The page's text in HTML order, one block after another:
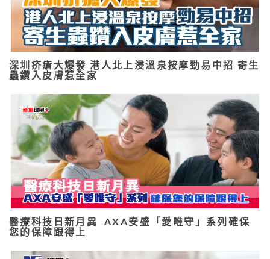
深圳疥瘡大爆發 港人北上浸溫泉按摩勁易中招 寄生
蟲鑽入皮膚惹全家
醫療科技日新月異 AXA安盛「愛唯守」系列確保
您的保障跟得上